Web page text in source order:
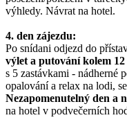
výhledy. Návrat na hotel.
4. den zájezdu:
Po snídani odjezd do
výlet a putování kolem
s 5 zastávkami - nádherné
opalování a relax na lodi,
Nezapomenutelný den a
na hotel v podvečerních